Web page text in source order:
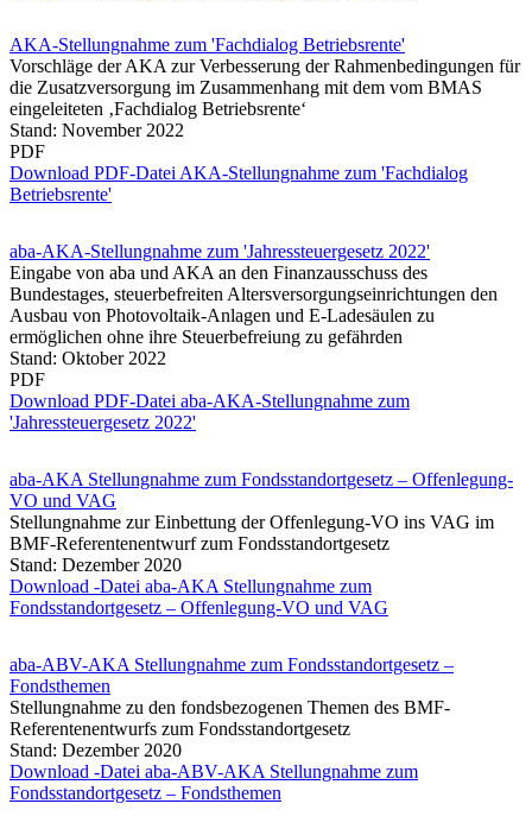
AKA-Stellungnahme zum 'Fachdialog Betriebsrente'
Vorschläge der AKA zur Verbesserung der Rahmenbedingungen für
die Zusatzversorgung im Zusammenhang mit dem vom BMAS
eingeleiteten ‚Fachdialog Betriebsrente‘
Stand: November 2022
PDF
Download PDF-Datei AKA-Stellungnahme zum 'Fachdialog
Betriebsrente'
aba-AKA-Stellungnahme zum 'Jahressteuergesetz 2022'
Eingabe von aba und AKA an den Finanzausschuss des
Bundestages, steuerbefreiten Altersversorgungseinrichtungen den
Ausbau von Photovoltaik-Anlagen und E-Ladesäulen zu
ermöglichen ohne ihre Steuerbefreiung zu gefährden
Stand: Oktober 2022
PDF
Download PDF-Datei aba-AKA-Stellungnahme zum
'Jahressteuergesetz 2022'
aba-AKA Stellungnahme zum Fondsstandortgesetz – Offenlegung-
VO und VAG
Stellungnahme zur Einbettung der Offenlegung-VO ins VAG im
BMF-Referentenentwurf zum Fondsstandortgesetz
Stand: Dezember 2020
Download -Datei aba-AKA Stellungnahme zum
Fondsstandortgesetz – Offenlegung-VO und VAG
aba-ABV-AKA Stellungnahme zum Fondsstandortgesetz –
Fondsthemen
Stellungnahme zu den fondsbezogenen Themen des BMF-
Referentenentwurfs zum Fondsstandortgesetz
Stand: Dezember 2020
Download -Datei aba-ABV-AKA Stellungnahme zum
Fondsstandortgesetz – Fondsthemen